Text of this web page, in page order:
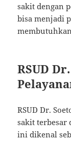
sakit dengan
bisa menjadi
RSUD
RSUD Dr.
sakit terbesar
ini dikenal